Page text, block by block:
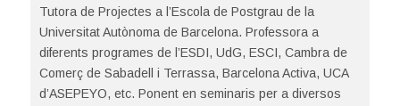
Tutora de Projectes a l’Escola de Postgrau de la
Universitat Autònoma de Barcelona. Professora a
diferents programes de l’ESDI, UdG, ESCI, Cambra de
Comerç de Sabadell i Terrassa, Barcelona Activa, UCA
d’ASEPEYO, etc. Ponent en seminaris per a diversos